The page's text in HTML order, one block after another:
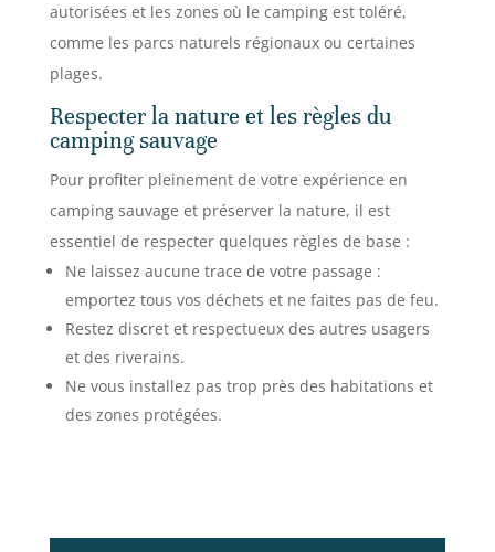
autorisées et les zones où le camping est toléré,
comme les parcs naturels régionaux ou certaines
plages.
Respecter la nature et les règles du
camping sauvage
Pour profiter pleinement de votre expérience en
camping sauvage et préserver la nature, il est
essentiel de respecter quelques règles de base :
Ne laissez aucune trace de votre passage :
emportez tous vos déchets et ne faites pas de feu.
Restez discret et respectueux des autres usagers
et des riverains.
Ne vous installez pas trop près des habitations et
des zones protégées.